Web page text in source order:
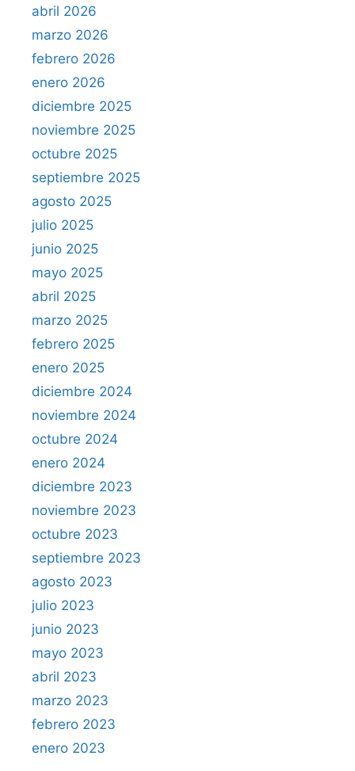
abril 2026
marzo 2026
febrero 2026
enero 2026
diciembre 2025
noviembre 2025
octubre 2025
septiembre 2025
agosto 2025
julio 2025
junio 2025
mayo 2025
abril 2025
marzo 2025
febrero 2025
enero 2025
diciembre 2024
noviembre 2024
octubre 2024
enero 2024
diciembre 2023
noviembre 2023
octubre 2023
septiembre 2023
agosto 2023
julio 2023
junio 2023
mayo 2023
abril 2023
marzo 2023
febrero 2023
enero 2023